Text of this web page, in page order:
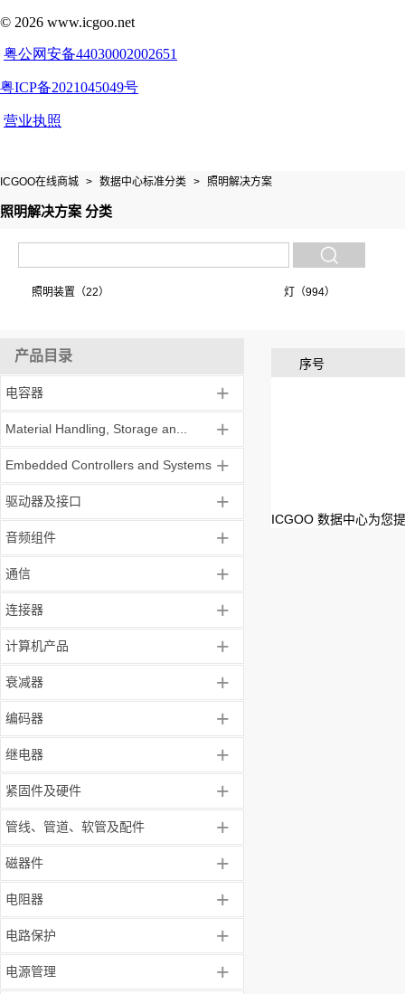
ICGOO在线商城 > 数据中心标准分类 > 照明解决方案
照明解决方案 分类
照明装置（22） 灯（994）
产品目录
电容器 +
Material Handling, Storage an... +
Embedded Controllers and Systems +
驱动器及接口 +
音频组件 +
通信 +
连接器 +
计算机产品 +
衰减器 +
编码器 +
继电器 +
紧固件及硬件 +
管线、管道、软管及配件 +
磁器件 +
电阻器 +
电路保护 +
电源管理 +
序号
ICGOO 数据中心为您